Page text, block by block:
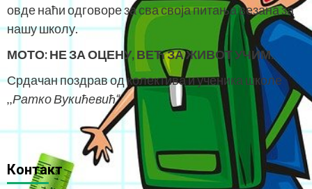
овде наћи одговоре за сва своја питања везана за
нашу школу.
МОТО:НЕ ЗА ОЦЕНУ, ВЕЋ ЗА ЖИВОТ УЧИМ.
Срдачан поздрав од колектива и ученика школе
,,Ратко Вукићевић“
Контакт